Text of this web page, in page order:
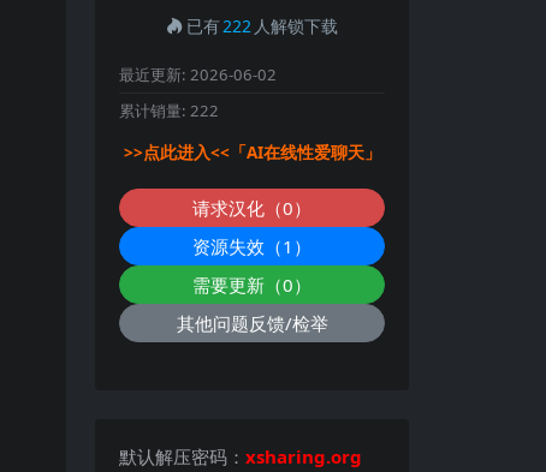
已有222 人解锁下载
最近更新: 2026-06-02
累计销量: 222
>>点此进入<<「AI在线性爱聊天」
请求汉化（0）
资源失效（1）
需要更新（0）
其他问题反馈/检举
默认解压密码： xsharing.org